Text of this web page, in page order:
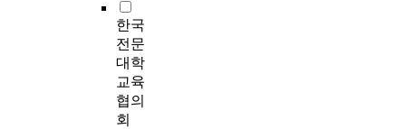
한국
전문
대학
교육
협의
회